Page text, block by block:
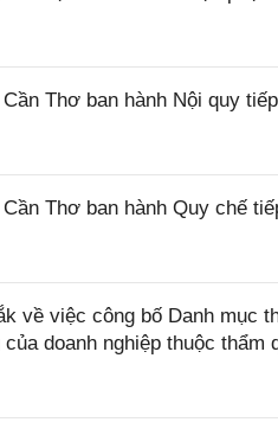
Thơ ban hành Nội quy
Thơ ban hành Quy chế
về việc công bố Danh mục
doanh nghiệp thuộc thẩm